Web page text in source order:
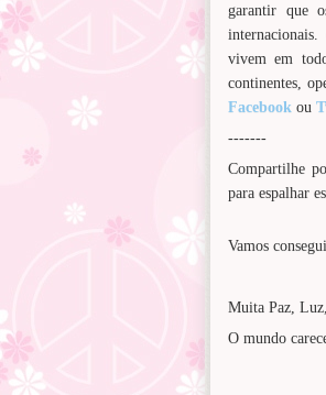
garantir que
vivem em
continentes,
Facebook ou
-------
Compartilhe
para espalhar
Vamos
Muita Paz,
O mundo